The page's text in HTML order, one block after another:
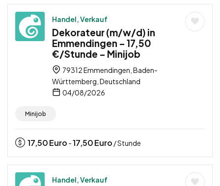
Handel, Verkauf
Dekorateur (m/w/d) in
Emmendingen – 17,50
€/Stunde – Minijob
79312 Emmendingen, Baden-
Württemberg, Deutschland
04/08/2026
Minijob
17,50Euro -17,50Euro / Stunde
Handel, Verkauf